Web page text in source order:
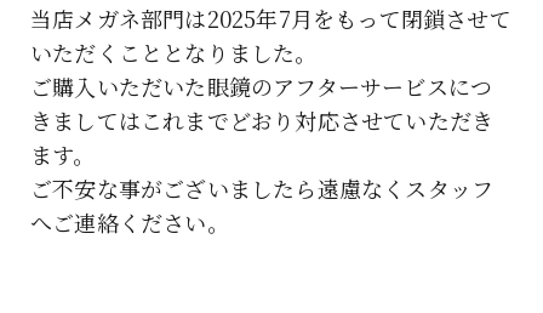
当店メガネ部門は2025年7月をもって閉鎖させて
いただくこととなりました。
ご購入いただいた眼鏡のアフターサービスにつ
きましてはこれまでどおり対応させていただき
ます。
ご不安な事がございましたら遠慮なくスタッフ
へご連絡ください。